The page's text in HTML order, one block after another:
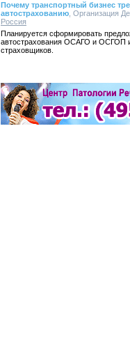
Почему транспортный бизнес
автострахованию , Организация
Россия
Планируется сформировать
автострахования ОСАГО и ОСГОП и
страховщиков.